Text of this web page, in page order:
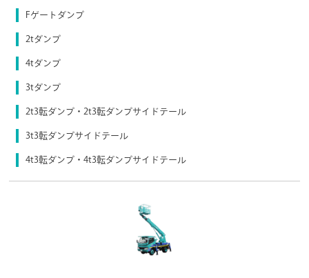
Fゲートダンプ
2tダンプ
4tダンプ
3tダンプ
2t3転ダンプ・2t3転ダンプサイドテール
3t3転ダンプサイドテール
4t3転ダンプ・4t3転ダンプサイドテール